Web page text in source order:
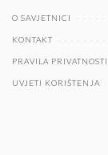
O SAVJETNICI
KONTAKT
PRAVILA PRIVATNOSTI
UVJETI KORIŠTENJA